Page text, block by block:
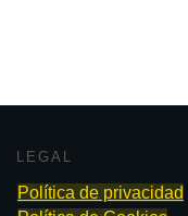
LEGAL
Política de privacidad